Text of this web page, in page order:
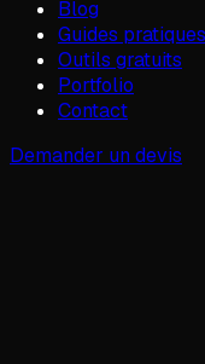
Blog
Guides pratiques
Outils gratuits
Portfolio
Contact
Demander un devis